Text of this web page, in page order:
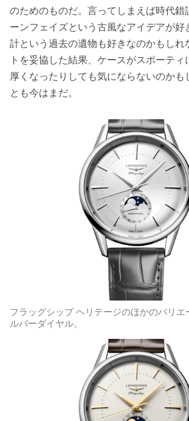
のためのものだ。言ってしまえば時代錯
ーンフェイズという古風なアイデアが好
計という過去の遺物も好きなのかもしれ
トを妥協した結果、ケースがスポーティ
厚くなったりしても気にならないのかも
とも今はまだ。
フラッグシップ ヘリテージのほかのバリエ
ルバーダイヤル。